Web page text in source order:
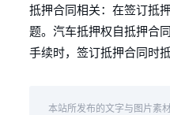
抵押合同相关：在签订抵
题。汽车抵押权自抵押合
手续时，签订抵押合同时
本站所发布的文字与图片素